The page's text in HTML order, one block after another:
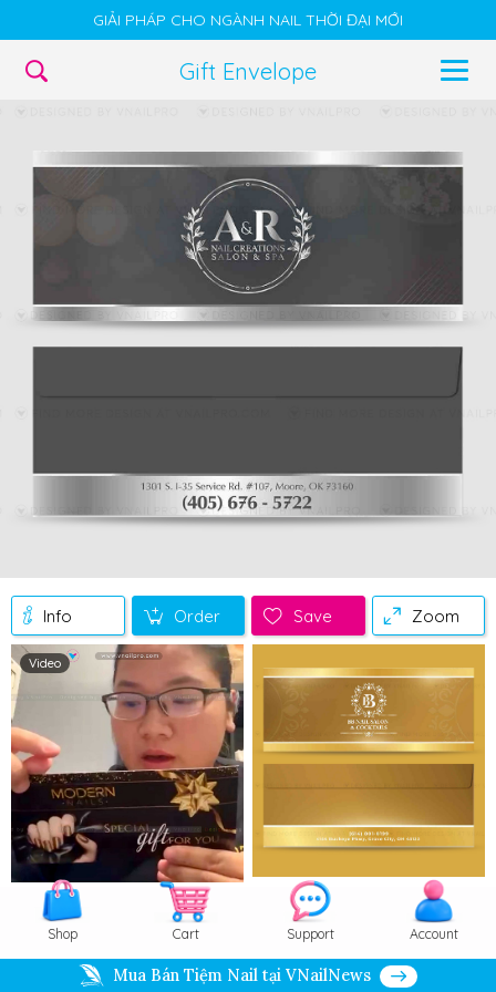
GIẢI PHÁP CHO NGÀNH NAIL THỜI ĐẠI MỚI
Gift Envelope
Info Order Save Zoom
Video
Shop Cart Support Account
Mua Bán Tiệm Nail tại VNailNews